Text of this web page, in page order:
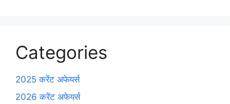
Categories
2025 करेंट अफेयर्स
2026 करेंट अफेयर्स